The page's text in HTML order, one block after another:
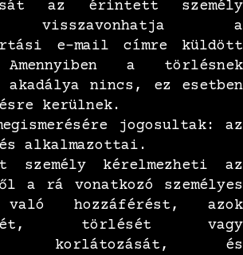
az érintett személy
visszavonhatja a
e-mail címre küldött
a törlésnek
akadálya nincs, ez esetben
kerülnek.
jogosultak: az
alkalmazottai.
személy kérelmezheti az
a rá vonatkozó személyes
való hozzáférést, azok
törlését vagy
korlátozását, és